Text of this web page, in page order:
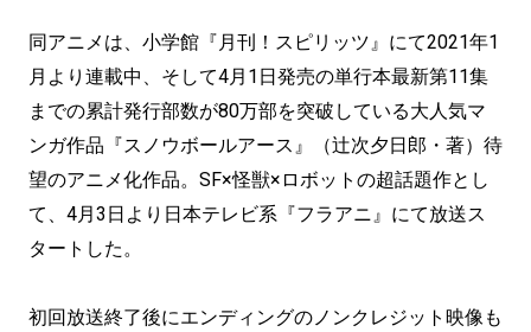
同アニメは、小学館『月刊！スピリッツ』にて2021年1
月より連載中、そして4月1日発売の単行本最新第11集
までの累計発行部数が80万部を突破している大人気マ
ンガ作品『スノウボールアース』（辻次夕日郎・著）待
望のアニメ化作品。SF×怪獣×ロボットの超話題作とし
て、4月3日より日本テレビ系『フラアニ』にて放送ス
タートした。
初回放送終了後にエンディングのノンクレジット映像も